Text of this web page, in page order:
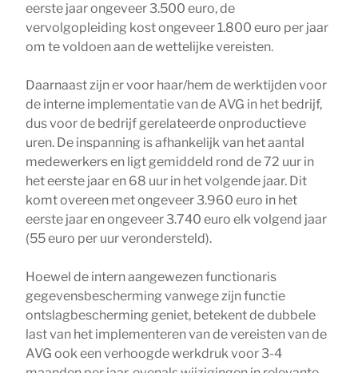
eerste jaar ongeveer 3.500 euro, de
vervolgopleiding kost ongeveer 1.800 euro per jaar
om te voldoen aan de wettelijke vereisten.
Daarnaast zijn er voor haar/hem de werktijden voor
de interne implementatie van de AVG in het bedrijf,
dus voor de bedrijf gerelateerde onproductieve
uren. De inspanning is afhankelijk van het aantal
medewerkers en ligt gemiddeld rond de 72 uur in
het eerste jaar en 68 uur in het volgende jaar. Dit
komt overeen met ongeveer 3.960 euro in het
eerste jaar en ongeveer 3.740 euro elk volgend jaar
(55 euro per uur verondersteld).
Hoewel de intern aangewezen functionaris
gegevensbescherming vanwege zijn functie
ontslagbescherming geniet, betekent de dubbele
last van het implementeren van de vereisten van de
AVG ook een verhoogde werkdruk voor 3-4